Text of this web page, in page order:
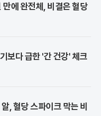
에 완전체, 비결은 혈당
보다 급한 '간 건강' 체크
, 혈당 스파이크 막는 비